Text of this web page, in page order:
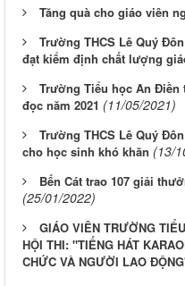
Tăng quà cho giáo viên
Trường THCS Lê Quý
đạt kiểm định chất lượng
Trường Tiểu học An
đọc năm 2021 (11/05/2021)
Trường THCS Lê Quý
cho học sinh khó khăn (13/
Bến Cát trao 107 giải
(25/01/2022)
GIÁO VIÊN TRƯỜNG
HỘI THI: "TIẾNG HÁT
CHỨC VÀ NGƯỜI LAO